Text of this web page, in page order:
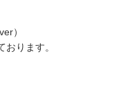
）
ります。